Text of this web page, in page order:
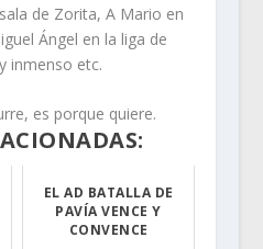
de Zorita, A Mario en
Ángel en la liga de
inmenso etc.
es porque quiere.
EL AD BATALLA DE
PAVÍA VENCE Y
CONVENCE